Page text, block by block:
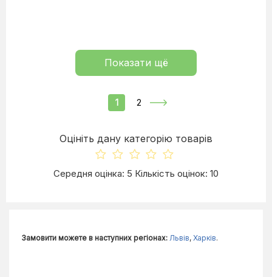
Показати щё
1 2
Оцініть дану категорію товарів
Середня оцінка: 5 Кількість оцінок: 10
Замовити можете в наступних регіонах: Львів, Харків.